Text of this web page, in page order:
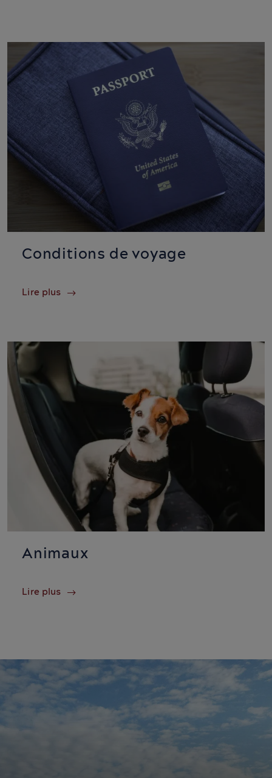
Conditions de voyage
Lire plus
Animaux
Lire plus